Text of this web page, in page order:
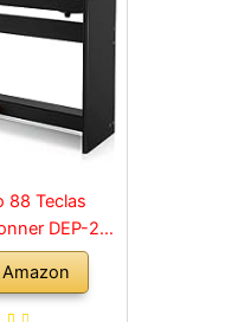
88 Teclas
DEP-20S
Teclas con
para
negro